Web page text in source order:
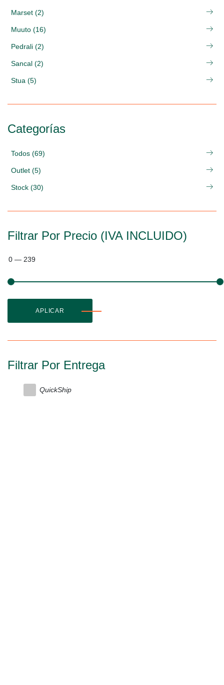
Marset (2)
Muuto (16)
Pedrali (2)
Sancal (2)
Stua (5)
Categorías
Todos (69)
Outlet (5)
Stock (30)
Filtrar Por Precio (IVA INCLUIDO)
0 — 239
APLICAR
Filtrar Por Entrega
QuickShip